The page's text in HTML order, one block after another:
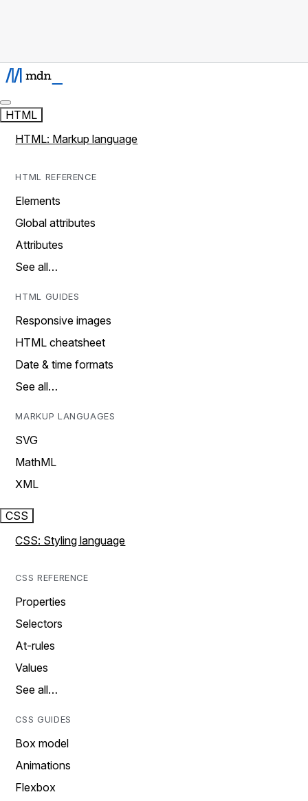
HTML
HTML: Markup language
HTML REFERENCE
Elements
Global attributes
Attributes
See all…
HTML GUIDES
Responsive images
HTML cheatsheet
Date & time formats
See all…
MARKUP LANGUAGES
SVG
MathML
XML
CSS
CSS: Styling language
CSS REFERENCE
Properties
Selectors
At-rules
Values
See all…
CSS GUIDES
Box model
Animations
Flexbox